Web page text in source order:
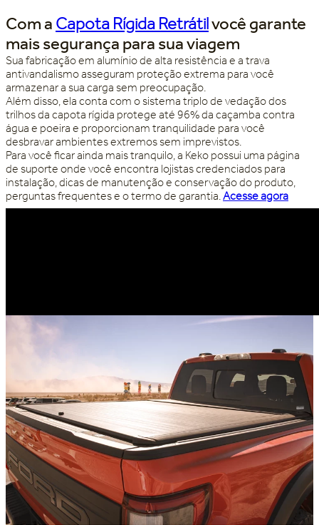
Com a Capota Rígida Retrátilvocê garante
mais segurança para sua viagem
Sua fabricação em alumínio de alta resistência e a trava
antivandalismo asseguram proteção extrema para você
armazenar a sua carga sem preocupação.
Além disso, ela conta com o sistema triplo de vedação dos
trilhos da capota rígida protege até 96% da caçamba contra
água e poeira e proporcionam tranquilidade para você
desbravar ambientes extremos sem imprevistos.
Para você ficar ainda mais tranquilo, a Keko possui uma página
de suporte onde você encontra lojistas credenciados para
instalação, dicas de manutenção e conservação do produto,
perguntas frequentes e o termo de garantia. Acesse agora